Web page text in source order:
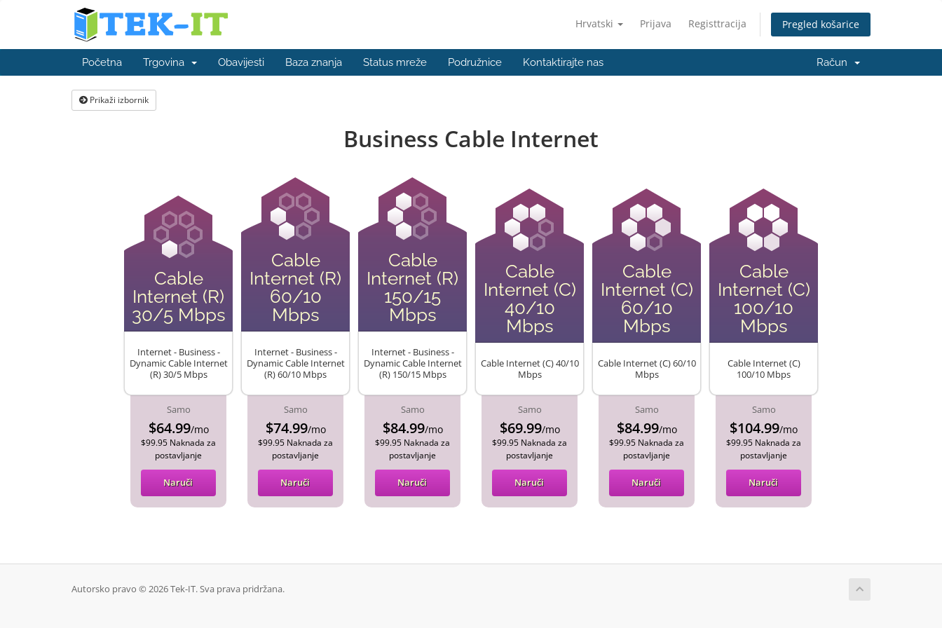
Hrvatski Prijava Registtracija Pregled košarice
Početna Trgovina Obavijesti Baza znanja Status mreže Podružnice Kontaktirajte nas Račun
Prikaži izbornik
Business Cable Internet
Cable
Internet (R)
30/5 Mbps
Internet - Business -
Dynamic Cable Internet
(R) 30/5 Mbps
Samo
$64.99/mo
$99.95 Naknada za
postavljanje
Naruči
Cable
Internet (R)
60/10
Mbps
Internet - Business -
Dynamic Cable Internet
(R) 60/10 Mbps
Samo
$74.99/mo
$99.95 Naknada za
postavljanje
Naruči
Cable
Internet (R)
150/15
Mbps
Internet - Business -
Dynamic Cable Internet
(R) 150/15 Mbps
Samo
$84.99/mo
$99.95 Naknada za
postavljanje
Naruči
Cable
Internet (C)
40/10
Mbps
Cable Internet (C) 40/10
Mbps
Samo
$69.99/mo
$99.95 Naknada za
postavljanje
Naruči
Cable
Internet (C)
60/10
Mbps
Cable Internet (C) 60/10
Mbps
Samo
$84.99/mo
$99.95 Naknada za
postavljanje
Naruči
Cable
Internet (C)
100/10
Mbps
Cable Internet (C)
100/10 Mbps
Samo
$104.99/mo
$99.95 Naknada za
postavljanje
Naruči
Autorsko pravo © 2026 Tek-IT. Sva prava pridržana.